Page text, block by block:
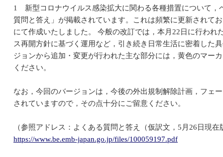
1 新型コロナウイルス感染拡大に関わる各種措置について，
質問と答え」が掲載されています。これは頻繁に更新されて
にて作成いたしました。 今般の改訂では，本月22日に行わ
ス再開方針に基づく運用など，引き続き日常生活に密着した
ジョンから追加・変更が行われた主な部分には，黄色のマー
ください。
なお，今回のバージョンは，今後の外出規制解除計画，フェ
されていますので，その点十分にご留意ください。
（参照アドレス：よくある質問と答え（仮訳文，5月26日現在
https://www.be.emb-japan.go.jp/files/100059197.pdf